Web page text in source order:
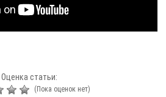
Оценка статьи:
(Пока оценок нет)